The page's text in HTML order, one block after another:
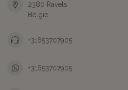
2380 Ravels
België
+31653707905
+31653707905